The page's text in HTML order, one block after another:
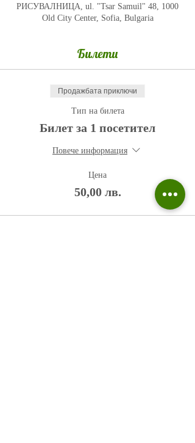
РИСУВАЛНИЦА, ul. "Tsar Samuil" 48, 1000
Old City Center, Sofia, Bulgaria
Билети
Продажбата приключи
Тип на билета
Билет за 1 посетител
Повече информация
Цена
50,00 лв.